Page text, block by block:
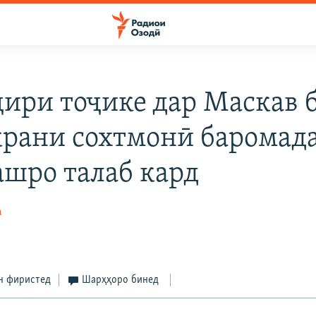
тоҷике дар Маскав
сохтмонӣ
талаб кард
фиристед Шарҳҳоро бинед